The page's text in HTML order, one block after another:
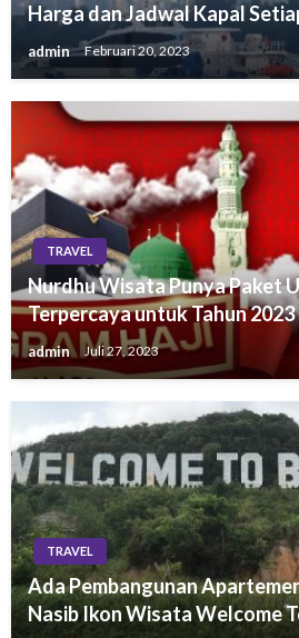
Harga dan Jadwal Kapal
admin Februari 20, 2023
TRAVEL
Nurdhu Wisata Punya Paket
Terpercaya untuk Tahun 2023
admin Juli 27, 2023
TRAVEL
Ada Pembangunan
Nasib Ikon Wisata Welcome